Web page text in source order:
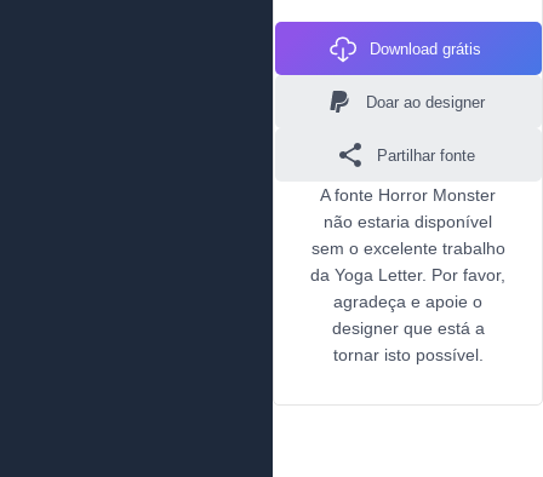
Download grátis
Doar ao designer
Partilhar fonte
A fonte Horror Monster
não estaria disponível
sem o excelente trabalho
da Yoga Letter. Por favor,
agradeça e apoie o
designer que está a
tornar isto possível.